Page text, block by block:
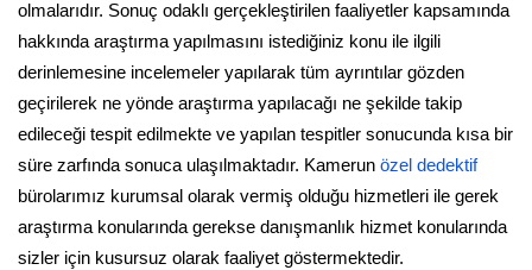
olmalarıdır. Sonuç odaklı gerçekleştirilen faaliyetler kapsamında
hakkında araştırma yapılmasını istediğiniz konu ile ilgili
derinlemesine incelemeler yapılarak tüm ayrıntılar gözden
geçirilerek ne yönde araştırma yapılacağı ne şekilde takip
edileceği tespit edilmekte ve yapılan tespitler sonucunda kısa bir
süre zarfında sonuca ulaşılmaktadır. Kamerun özel dedektif
bürolarımız kurumsal olarak vermiş olduğu hizmetleri ile gerek
araştırma konularında gerekse danışmanlık hizmet konularında
sizler için kusursuz olarak faaliyet göstermektedir.